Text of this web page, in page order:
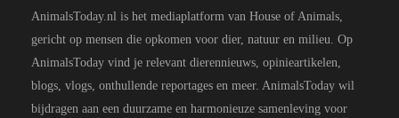
AnimalsToday.nl is het mediaplatform van House of Animals,
gericht op mensen die opkomen voor dier, natuur en milieu. Op
AnimalsToday vind je relevant dierennieuws, opinieartikelen,
blogs, vlogs, onthullende reportages en meer. AnimalsToday wil
bijdragen aan een duurzame en harmonieuze samenleving voor